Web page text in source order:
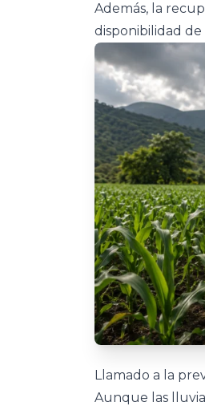
Además, la
disponibilidad de
Llamado a la
Aunque las